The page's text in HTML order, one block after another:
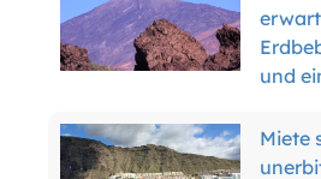
Miete
jetzt